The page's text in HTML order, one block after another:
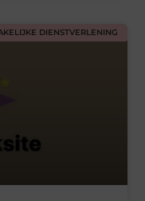
DIENSTVERLENING